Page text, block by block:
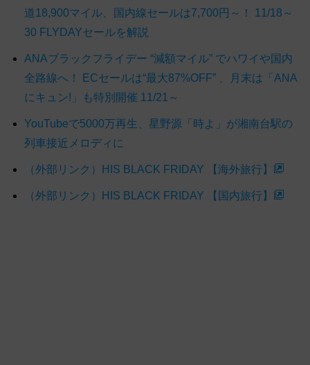
道18,900マイル、国内線セールは7,700円～！ 11/18～
30 FLYDAYセールを解説
ANAブラックフライデー “減額マイル” でハワイや国内
全路線へ！ ECセールは“最大87%OFF” 、月末は「ANA
にキュン!」も特別開催 11/21～
YouTubeで5000万再生、星野源「時よ」が湘南台駅の
列車接近メロディに
（外部リンク）HIS BLACK FRIDAY 【海外旅行】
（外部リンク）HIS BLACK FRIDAY 【国内旅行】